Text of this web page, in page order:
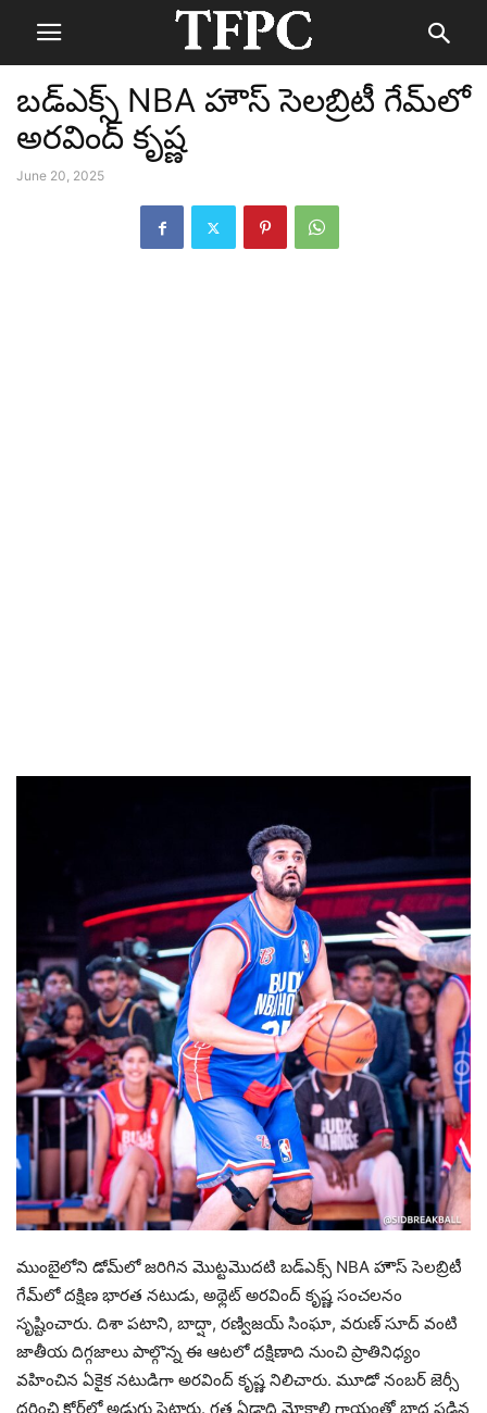
బడ్‌ఎక్స్ NBA హౌస్ సెలబ్రిటీ గేమ్‌లో
అరవింద్ కృష్ణ
June 20, 2025
ముంబైలోని డోమ్‌లో జరిగిన మొట్టమొదటి బడ్‌ఎక్స్ NBA హౌస్ సెలబ్రిటీ
గేమ్‌లో దక్షిణ భారత నటుడు, అథ్లెట్ అరవింద్ కృష్ణ సంచలనం
సృష్టించారు. దిశా పటాని, బాద్షా, రణ్విజయ్ సింఘా, వరుణ్ సూద్ వంటి
జాతీయ దిగ్గజాలు పాల్గొన్న ఈ ఆటలో దక్షిణాది నుంచి ప్రాతినిధ్యం
వహించిన ఏకైక నటుడిగా అరవింద్ కృష్ణ నిలిచారు. మూడో నంబర్ జెర్సీ
ధరించి కోర్ట్‌లో అడుగు పెట్టారు. గత ఏడాది మోకాలి గాయంతో బాధ పడిన